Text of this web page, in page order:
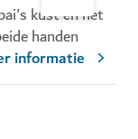
kust en het
handen
informatie